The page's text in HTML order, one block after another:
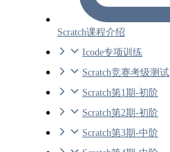
Scratch课程介绍
Icode专项训练
Scratch竞赛考级测试
Scratch第1期-初阶
Scratch第2期-初阶
Scratch第3期-中阶